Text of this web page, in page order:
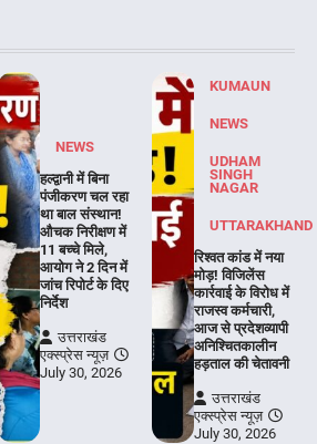
NEWS
हल्द्वानी में बिना
पंजीकरण चल रहा
था बाल संस्थान!
औचक निरीक्षण में
11 बच्चे मिले,
आयोग ने 2 दिन में
जांच रिपोर्ट के दिए
निर्देश
उत्तराखंड
एक्स्प्रेस न्यूज़
July 30, 2026
KUMAUN
NEWS
UDHAM
SINGH
NAGAR
UTTARAKHAND
रिश्वत कांड में नया
मोड़! विजिलेंस
कार्रवाई के विरोध में
राजस्व कर्मचारी,
आज से प्रदेशव्यापी
अनिश्चितकालीन
हड़ताल की चेतावनी
उत्तराखंड
एक्स्प्रेस न्यूज़
July 30, 2026